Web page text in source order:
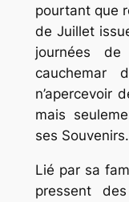
pourtant que
de Juillet
journées
cauchemar
n’apercevoir
mais
ses Souvenirs.
Lié par sa
pressent